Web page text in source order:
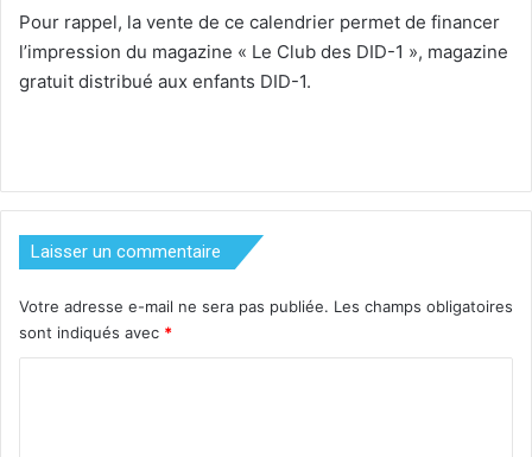
Pour rappel, la vente de ce calendrier permet de financer
l’impression du magazine « Le Club des DID-1 », magazine
gratuit distribué aux enfants DID-1.
Laisser un commentaire
Votre adresse e-mail ne sera pas publiée. Les champs obligatoires
sont indiqués avec *